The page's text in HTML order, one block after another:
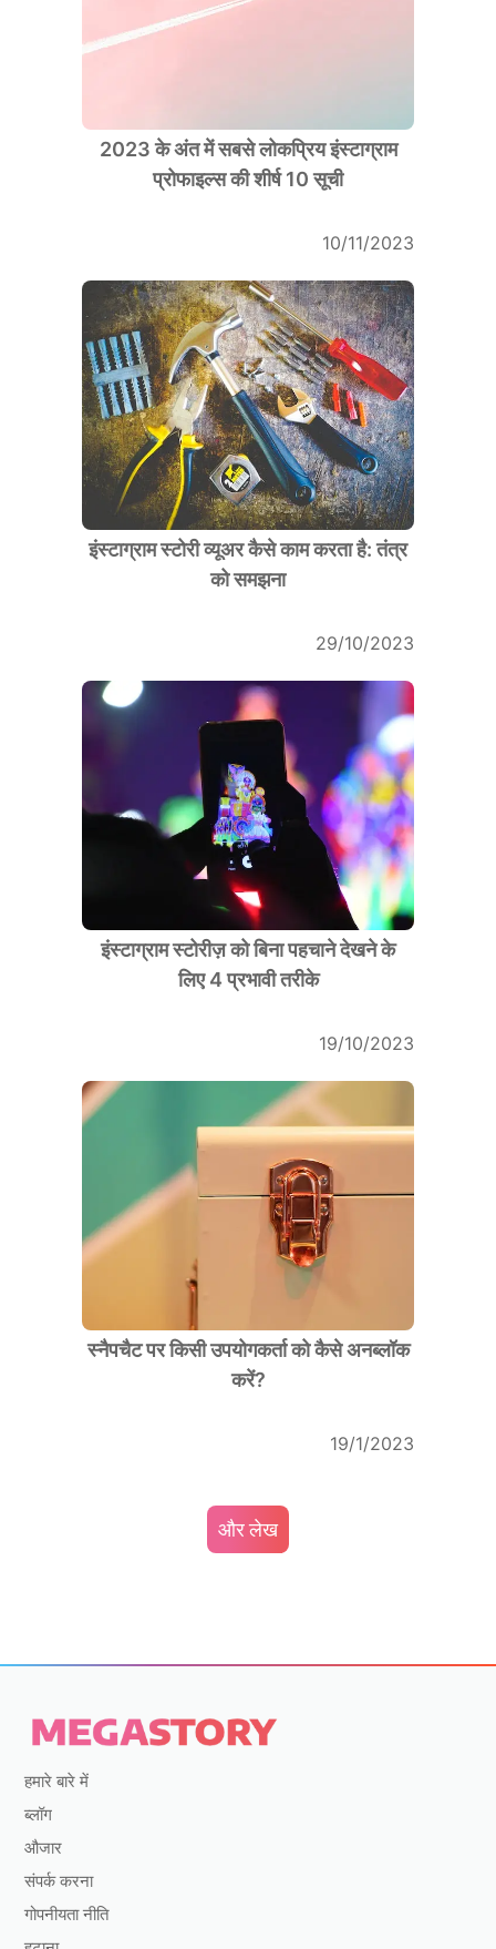
2023 के अंत में सबसे लोकप्रिय इंस्टाग्राम
प्रोफाइल्स की शीर्ष 10 सूची
10/11/2023
इंस्टाग्राम स्टोरी व्यूअर कैसे काम करता है: तंत्र
को समझना
29/10/2023
इंस्टाग्राम स्टोरीज़ को बिना पहचाने देखने के
लिए 4 प्रभावी तरीके
19/10/2023
स्नैपचैट पर किसी उपयोगकर्ता को कैसे अनब्लॉक
करें?
19/1/2023
और लेख
हमारे बारे में
ब्लॉग
औजार
संपर्क करना
गोपनीयता नीति